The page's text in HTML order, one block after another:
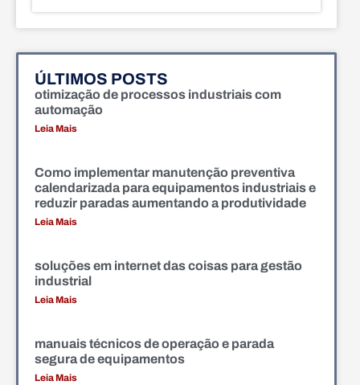
ÚLTIMOS POSTS
otimização de processos industriais com
automação
Leia Mais
Como implementar manutenção preventiva
calendarizada para equipamentos industriais e
reduzir paradas aumentando a produtividade
Leia Mais
soluções em internet das coisas para gestão
industrial
Leia Mais
manuais técnicos de operação e parada
segura de equipamentos
Leia Mais